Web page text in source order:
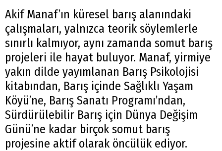
Akif Manaf’ın küresel barış alanındaki
çalışmaları, yalnızca teorik söylemlerle
sınırlı kalmıyor, aynı zamanda somut barış
projeleri ile hayat buluyor. Manaf, yirmiye
yakın dilde yayımlanan Barış Psikolojisi
kitabından, Barış içinde Sağlıklı Yaşam
Köyü’ne, Barış Sanatı Programı’ndan,
Sürdürülebilir Barış için Dünya Değişim
Günü’ne kadar birçok somut barış
projesine aktif olarak öncülük ediyor.